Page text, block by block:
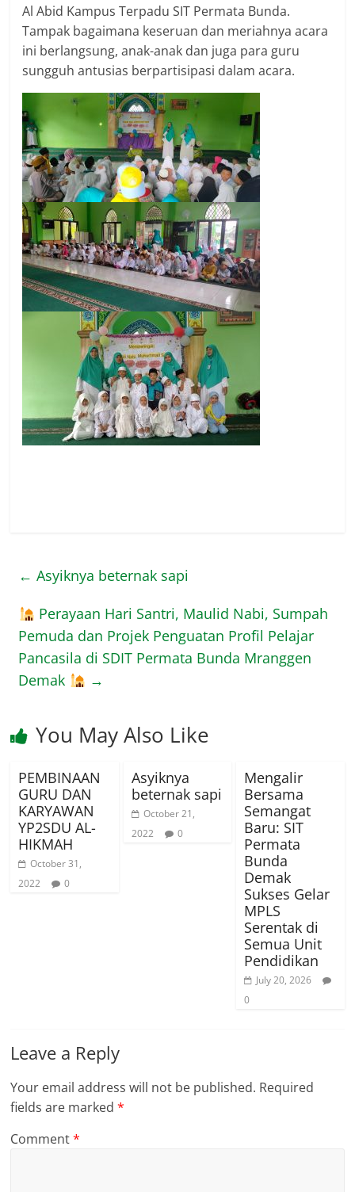
Al Abid Kampus Terpadu SIT Permata Bunda.
Tampak bagaimana keseruan dan meriahnya acara
ini berlangsung, anak-anak dan juga para guru
sungguh antusias berpartisipasi dalam acara.
← Asyiknya beternak sapi
Perayaan Hari Santri, Maulid Nabi, Sumpah
Pemuda dan Projek Penguatan Profil Pelajar
Pancasila di SDIT Permata Bunda Mranggen
Demak
→
You May Also Like
PEMBINAAN
GURU DAN
KARYAWAN
YP2SDU AL-
HIKMAH
October 31,
2022
0
Asyiknya
beternak sapi
October 21,
2022
0
Mengalir
Bersama
Semangat
Baru: SIT
Permata
Bunda
Demak
Sukses Gelar
MPLS
Serentak di
Semua Unit
Pendidikan
July 20, 2026
0
Leave a Reply
Your email address will not be published. Required
fields are marked*
Comment*